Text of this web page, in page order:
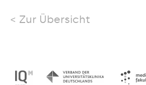
Zur Übersicht